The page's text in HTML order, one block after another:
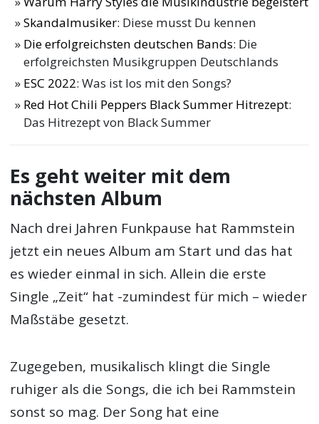
Skandalmusiker: Diese musst Du kennen
Die erfolgreichsten deutschen Bands: Die
erfolgreichsten Musikgruppen Deutschlands
ESC 2022: Was ist los mit den Songs?
Red Hot Chili Peppers Black Summer Hitrezept:
Das Hitrezept von Black Summer
Es geht weiter mit dem
nächsten Album
Nach drei Jahren Funkpause hat Rammstein
jetzt ein neues Album am Start und das hat
es wieder einmal in sich. Allein die erste
Single „Zeit“ hat -zumindest für mich – wieder
Maßstäbe gesetzt.
Zugegeben, musikalisch klingt die Single
ruhiger als die Songs, die ich bei Rammstein
sonst so mag. Der Song hat eine